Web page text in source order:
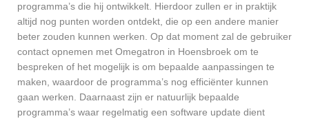
programma’s die hij ontwikkelt. Hierdoor zullen er in praktijk
altijd nog punten worden ontdekt, die op een andere manier
beter zouden kunnen werken. Op dat moment zal de gebruiker
contact opnemen met Omegatron in Hoensbroek om te
bespreken of het mogelijk is om bepaalde aanpassingen te
maken, waardoor de programma’s nog efficiënter kunnen
gaan werken. Daarnaast zijn er natuurlijk bepaalde
programma’s waar regelmatig een software update dient